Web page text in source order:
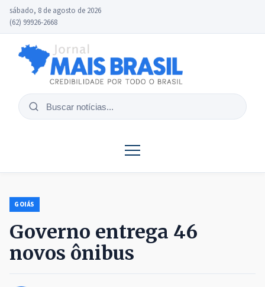
sábado, 8 de agosto de 2026
(62) 99926-2668
Buscar
GOIÁS
Governo entrega 46
novos ônibus